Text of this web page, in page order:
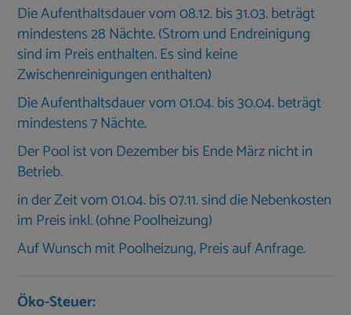
Die Aufenthaltsdauer vom 08.12. bis 31.03. beträgt
mindestens 28 Nächte. (Strom und Endreinigung
sind im Preis enthalten. Es sind keine
Zwischenreinigungen enthalten)
Die Aufenthaltsdauer vom 01.04. bis 30.04. beträgt
mindestens 7 Nächte.
Der Pool ist von Dezember bis Ende März nicht in
Betrieb.
in der Zeit vom 01.04. bis 07.11. sind die Nebenkosten
im Preis inkl. (ohne Poolheizung)
Auf Wunsch mit Poolheizung, Preis auf Anfrage.
Öko-Steuer: